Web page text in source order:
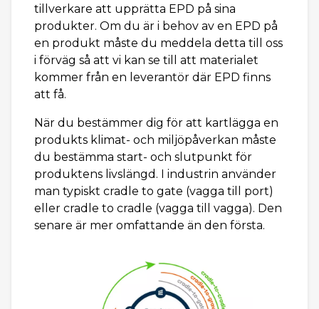
tillverkare att upprätta EPD på sina
produkter. Om du är i behov av en EPD på
en produkt måste du meddela detta till oss
i förväg så att vi kan se till att materialet
kommer från en leverantör där EPD finns
att få.
När du bestämmer dig för att kartlägga en
produkts klimat- och miljöpåverkan måste
du bestämma start- och slutpunkt för
produktens livslängd. I industrin använder
man typiskt cradle to gate (vagga till port)
eller cradle to cradle (vagga till vagga). Den
senare är mer omfattande än den första.